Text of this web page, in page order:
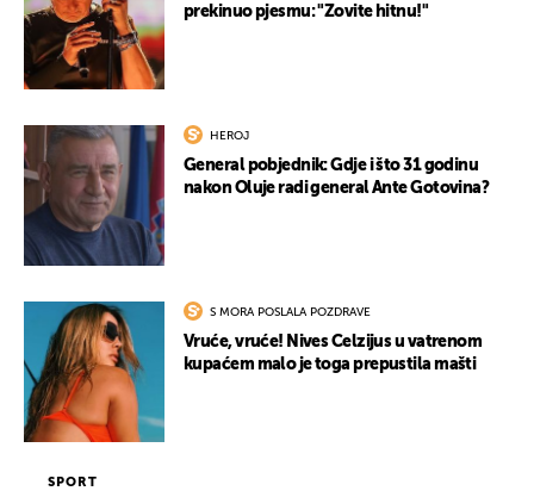
prekinuo pjesmu: "Zovite hitnu!"
HEROJ
General pobjednik: Gdje i što 31 godinu
nakon Oluje radi general Ante Gotovina?
S MORA POSLALA POZDRAVE
Vruće, vruće! Nives Celzijus u vatrenom
kupaćem malo je toga prepustila mašti
SPORT